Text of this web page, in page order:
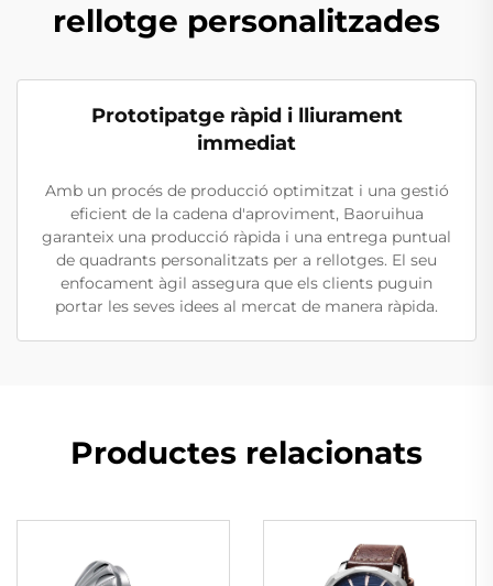
rellotge personalitzades
Prototipatge ràpid i lliurament
immediat
Amb un procés de producció optimitzat i una gestió
eficient de la cadena d'aproviment, Baoruihua
garanteix una producció ràpida i una entrega puntual
de quadrants personalitzats per a rellotges. El seu
enfocament àgil assegura que els clients puguin
portar les seves idees al mercat de manera ràpida.
Productes relacionats